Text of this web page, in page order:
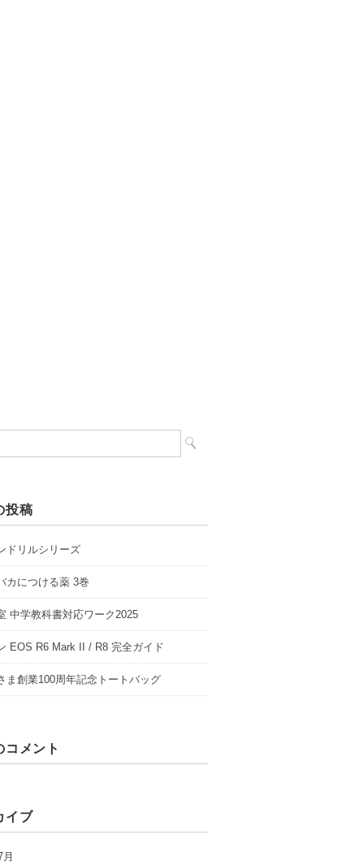
投稿
ドリルシリーズ
カにつける薬 3巻
中学教科書対応ワーク2025
EOS R6 Mark II / R8 完全ガイド
ま創業100周年記念トートバッグ
コメント
イブ